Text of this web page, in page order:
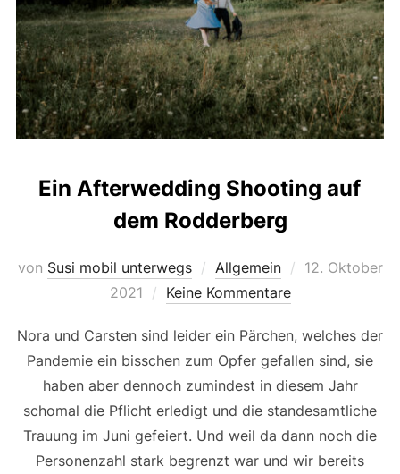
Ein Afterwedding Shooting auf
dem Rodderberg
von Susi mobil unterwegs Allgemein
Veröffentlicht
12. Oktober
2021
Keine Kommentare
Nora und Carsten sind leider ein Pärchen, welches der
Pandemie ein bisschen zum Opfer gefallen sind, sie
haben aber dennoch zumindest in diesem Jahr
schomal die Pflicht erledigt und die standesamtliche
Trauung im Juni gefeiert. Und weil da dann noch die
Personenzahl stark begrenzt war und wir bereits